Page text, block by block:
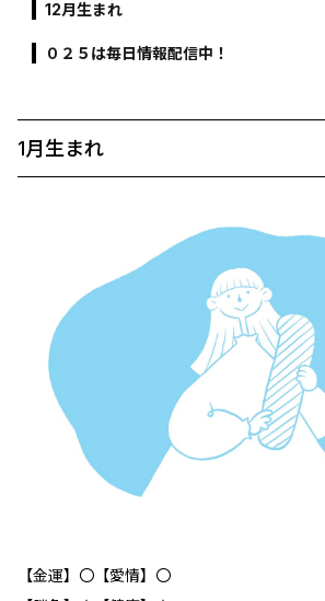
12月生まれ
０２５は毎日情報配信中！
1月生まれ
【金運】〇【愛情】〇